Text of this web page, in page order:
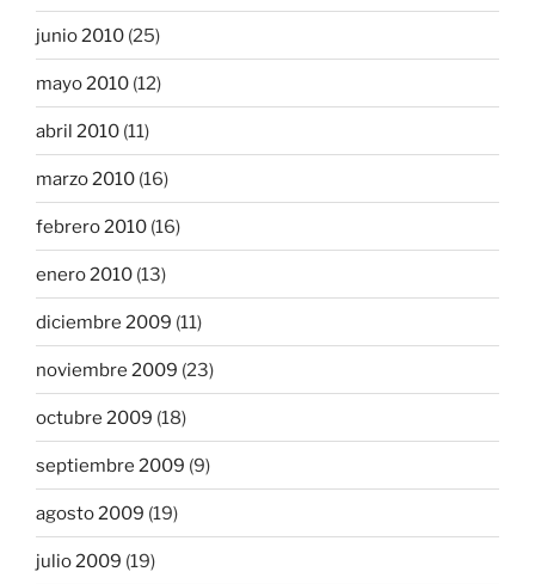
junio 2010 (25)
mayo 2010 (12)
abril 2010 (11)
marzo 2010 (16)
febrero 2010 (16)
enero 2010 (13)
diciembre 2009 (11)
noviembre 2009 (23)
octubre 2009 (18)
septiembre 2009 (9)
agosto 2009 (19)
julio 2009 (19)